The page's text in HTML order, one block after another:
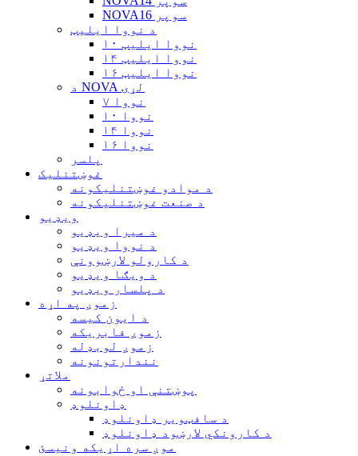
NOVA16 سوپر
د نووا ایلیټ
نووا ایلیټ ۱۰
نووا ایلیټ ۱۴
نووا ایلیټ ۱۶
د NOVA لړۍ
نووا ۷
نووا ۱۰
نووا ۱۴
نووا ۱۶
پلسر
غوښتنلیک
د موادو غوښتنلیکونه
د صنعت غوښتنلیکونه
ویډیو
د میرا ویډیو
د نووا ویډیو
د کارولو لارښوونې
د ویګا ویډیو
د پلسار ویډیو
زموږ په اړه
د ایون کیسه
زموږ فابریکه
زموږ لوبډله
نندارتونونه
ملاتړ
پوښتنې او ځوابونه
ډاونلوډ
د سافټویر ډاونلوډ
د کارونکي لارښود ډاونلوډ
موږ سره اړیکه ونیسئ